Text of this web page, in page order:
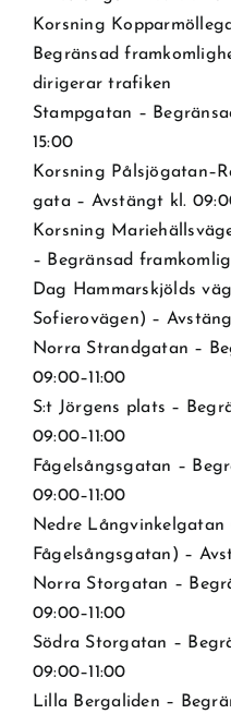
Korsning
Begränsad
dirigerar trafiken
Stampgatan –
15:00
Korsning
gata – Avstängt kl.
Korsning
– Begränsad
Dag Hammarskjölds
Sofierovägen) –
Norra Strandgatan –
09:00–11:00
S:t Jörgens plats –
09:00–11:00
Fågelsångsgatan –
09:00–11:00
Nedre Långvinkelgatan
Fågelsångsgatan) –
Norra Storgatan –
09:00–11:00
Södra Storgatan –
09:00–11:00
Lilla Bergaliden –